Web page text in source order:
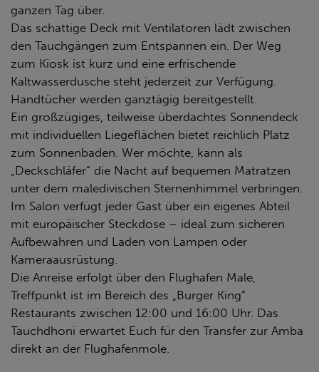
ganzen Tag über.
Das schattige Deck mit Ventilatoren lädt zwischen
den Tauchgängen zum Entspannen ein. Der Weg
zum Kiosk ist kurz und eine erfrischende
Kaltwasserdusche steht jederzeit zur Verfügung.
Handtücher werden ganztägig bereitgestellt.
Ein großzügiges, teilweise überdachtes Sonnendeck
mit individuellen Liegeflächen bietet reichlich Platz
zum Sonnenbaden. Wer möchte, kann als
„Deckschläfer“ die Nacht auf bequemen Matratzen
unter dem maledivischen Sternenhimmel verbringen.
Im Salon verfügt jeder Gast über ein eigenes Abteil
mit europäischer Steckdose – ideal zum sicheren
Aufbewahren und Laden von Lampen oder
Kameraausrüstung.
Die Anreise erfolgt über den Flughafen Male,
Treffpunkt ist im Bereich des „Burger King“
Restaurants zwischen 12:00 und 16:00 Uhr. Das
Tauchdhoni erwartet Euch für den Transfer zur Amba
direkt an der Flughafenmole.